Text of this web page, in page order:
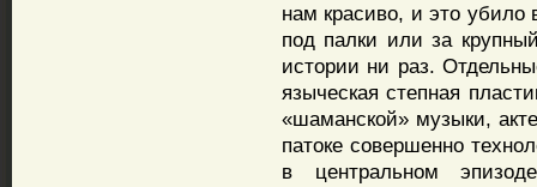
нам красиво, и это убило
под палки или за
истории ни раз.
языческая степная
«шаманской» музыки,
патоке совершенно
в центральном